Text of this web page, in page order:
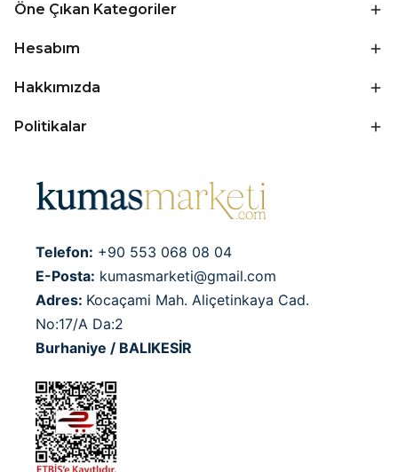
Öne Çıkan Kategoriler
Hesabım
Hakkımızda
Politikalar
Telefon: +90 553 068 08 04
E-Posta: kumasmarketi@gmail.com
Adres: Kocaçami Mah. Aliçetinkaya Cad.
No:17/A Da:2
Burhaniye / BALIKESİR